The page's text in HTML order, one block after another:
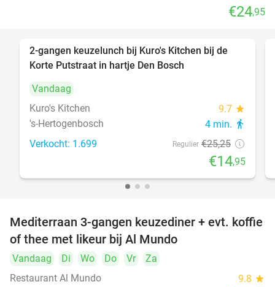
€24,95
2-gangen keuzelunch bij Kuro's Kitchen bij de
Korte Putstraat in hartje Den Bosch
Vandaag
Kuro's Kitchen
9.7 star
's-Hertogenbosch 4 min. directions_walk
Verkocht: 1.699 Regulier €25,25
€14,95
27%
Mediterraan 3-gangen keuzediner + evt. koffie
of thee met likeur bij Al Mundo
Vandaag Di Wo Do Vr
Za
Restaurant Al Mundo
9.8 star